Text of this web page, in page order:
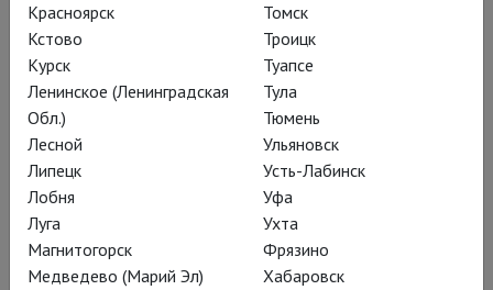
дерзкой идеей – перенести
«Ревизора» в баню, место,
облюбованное для «тёрок»
деловыми и государственными
людьми. Не испокон веков, но точно
с излёта «совка». Не только ради
абстрактной душевности – исходя из
Красноярск
Кстово
Курск
Ленинское (Ленинградская
Обл.)
Лесной
Липецк
Лобня
Луга
Магнитогорск
Медведево (Марий Эл)
Томск
Троицк
Туапсе
Тула
Тюмень
Ульяновск
Усть-Лабинск
Уфа
Ухта
Фрязино
Хабаровск